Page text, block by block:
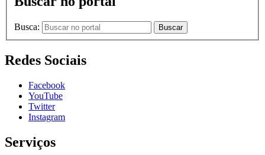
Busca: Buscar
Redes Sociais
Facebook
YouTube
Twitter
Instagram
Serviços